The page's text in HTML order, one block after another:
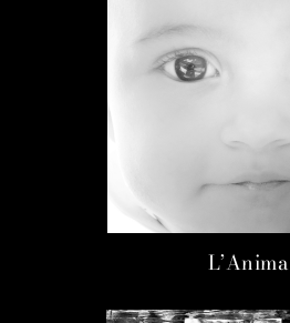
L’Anima